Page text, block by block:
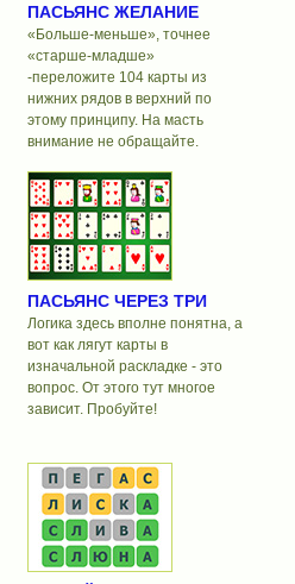
ПАСЬЯНС ЖЕЛАНИЕ
«Больше-меньше», точнее
«старше-младше»
-переложите 104 карты из
нижних рядов в верхний по
этому принципу. На масть
внимание не обращайте.
ПАСЬЯНС ЧЕРЕЗ ТРИ
Логика здесь вполне понятна, а
вот как лягут карты в
изначальной раскладке - это
вопрос. От этого тут многое
зависит. Пробуйте!